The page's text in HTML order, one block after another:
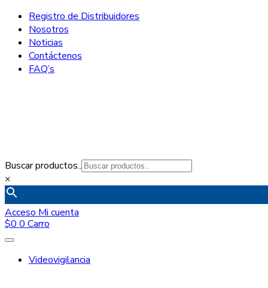
Registro de Distribuidores
Nosotros
Noticias
Contáctenos
FAQ’s
Buscar productos..
×
Acceso Mi cuenta
$0 0 Carro
Videovigilancia